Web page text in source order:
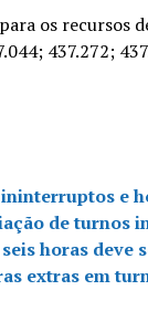
os recursos
437.272;
e
de turnos
horas deve
extras em